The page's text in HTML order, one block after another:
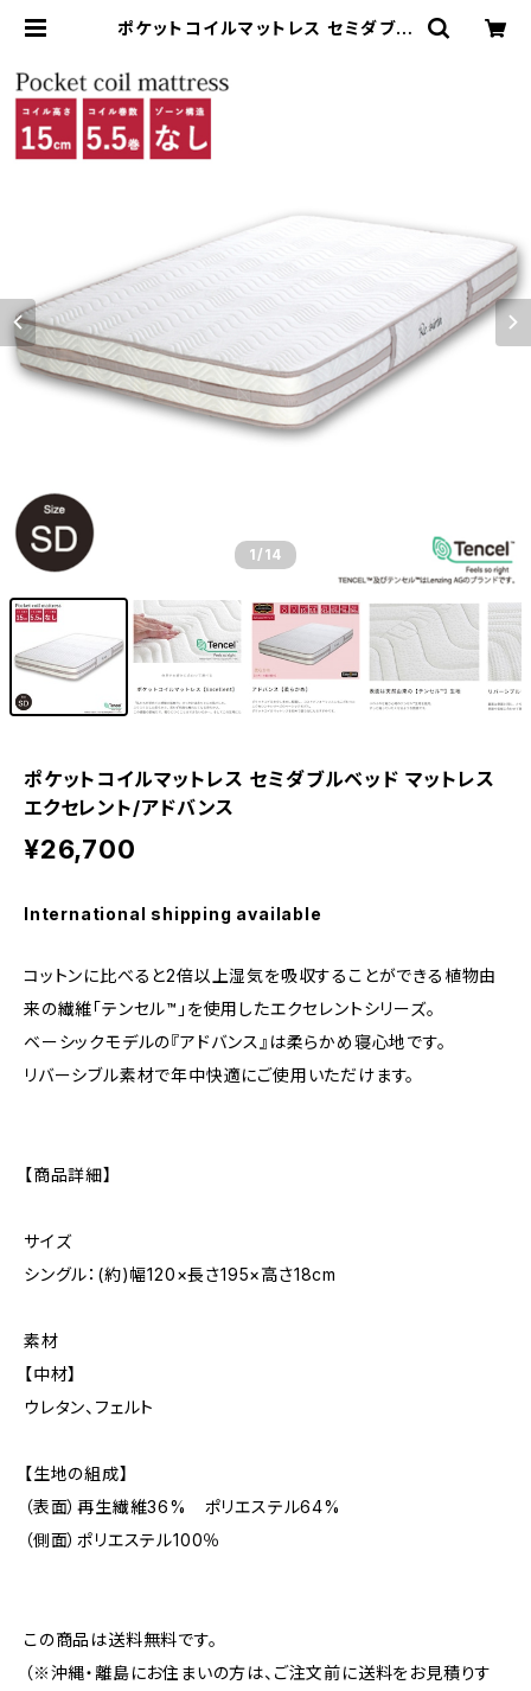
ポケットコイルマットレス セミダブル
1 /14
ポケットコイルマットレス セミダブルベッド マットレス
エクセレント/アドバンス
¥26,700
International shipping available
コットンに比べると2倍以上湿気を吸収することができる植物由
来の繊維「テンセル™」を使用したエクセレントシリーズ。
ベーシックモデルの『アドバンス』は柔らかめ寝心地です。
リバーシブル素材で年中快適にご使用いただけます。
【商品詳細】
サイズ
シングル：(約)幅120×長さ195×高さ18cm
素材
【中材】
ウレタン、フェルト
【生地の組成】
（表面）再生繊維36% ポリエステル64%
（側面）ポリエステル100％
この商品は送料無料です。
（※沖縄・離島にお住まいの方は、ご注文前に送料をお見積りす